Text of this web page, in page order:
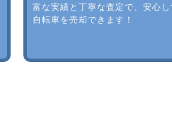
富な実績と丁寧な査定で、安心し
自転車を売却できます！